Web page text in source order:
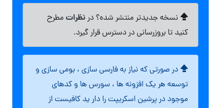
نسخه جدیدتر منتشر شده؟ درنظراتمطرح
کنید تا بروزرسانی در دسترس قرار گیرد.
در صورتی که نیاز به فارسی سازی ، بومی سازی و
توسعه هر یک افزونه ها ، سورس ها و کدهای
موجود در پرشین اسکریپت را دار ید کافیست از